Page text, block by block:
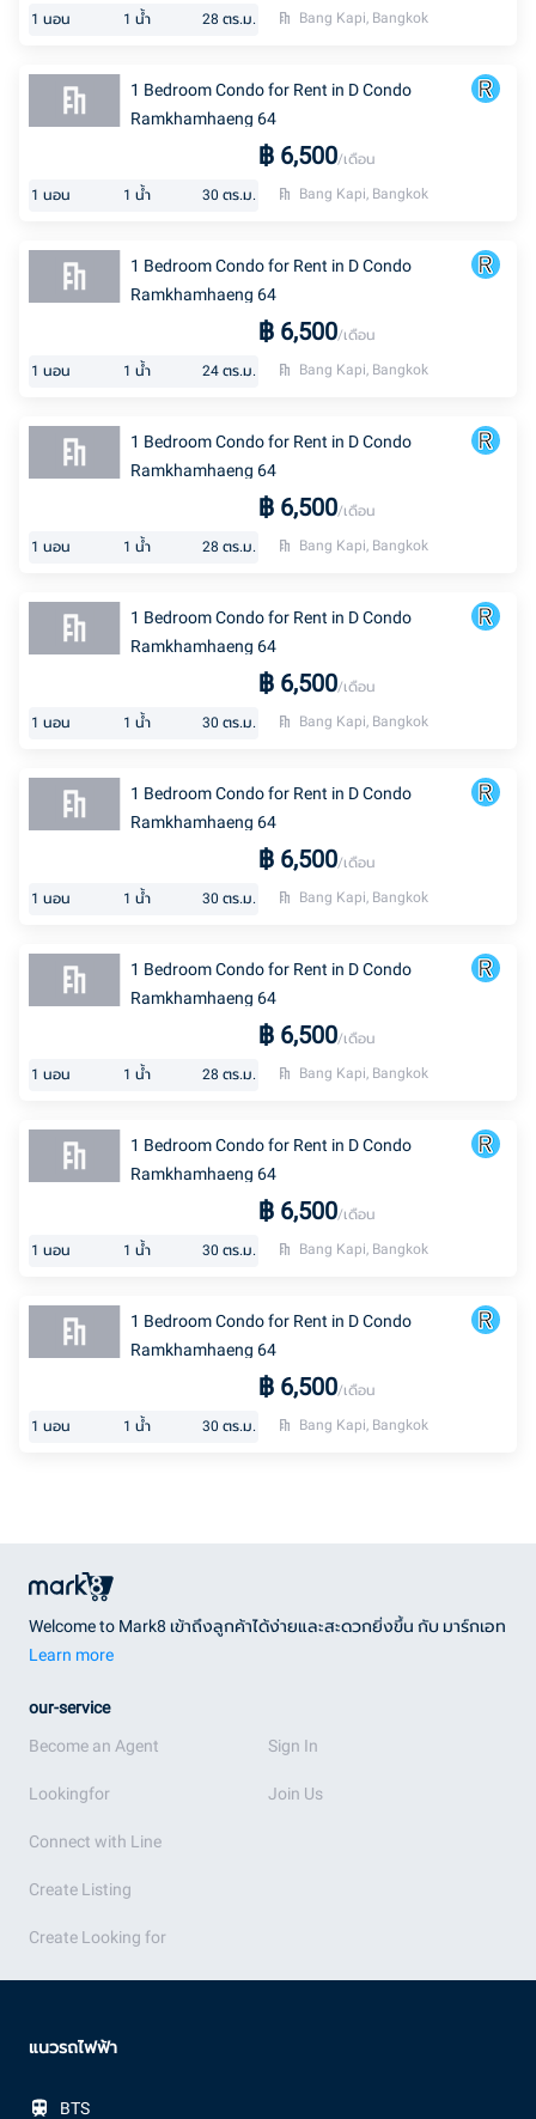
1 นอน 1 น้ำ 28 ตร.ม. Bang Kapi, Bangkok
1 Bedroom Condo for Rent in D Condo
Ramkhamhaeng 64
฿ 6,500/เดือน
1 นอน 1 น้ำ 30 ตร.ม. Bang Kapi, Bangkok
1 Bedroom Condo for Rent in D Condo
Ramkhamhaeng 64
฿ 6,500/เดือน
1 นอน 1 น้ำ 24 ตร.ม. Bang Kapi, Bangkok
1 Bedroom Condo for Rent in D Condo
Ramkhamhaeng 64
฿ 6,500/เดือน
1 นอน 1 น้ำ 28 ตร.ม. Bang Kapi, Bangkok
1 Bedroom Condo for Rent in D Condo
Ramkhamhaeng 64
฿ 6,500/เดือน
1 นอน 1 น้ำ 30 ตร.ม. Bang Kapi, Bangkok
1 Bedroom Condo for Rent in D Condo
Ramkhamhaeng 64
฿ 6,500/เดือน
1 นอน 1 น้ำ 30 ตร.ม. Bang Kapi, Bangkok
1 Bedroom Condo for Rent in D Condo
Ramkhamhaeng 64
฿ 6,500/เดือน
1 นอน 1 น้ำ 28 ตร.ม. Bang Kapi, Bangkok
1 Bedroom Condo for Rent in D Condo
Ramkhamhaeng 64
฿ 6,500/เดือน
1 นอน 1 น้ำ 30 ตร.ม. Bang Kapi, Bangkok
1 Bedroom Condo for Rent in D Condo
Ramkhamhaeng 64
฿ 6,500/เดือน
1 นอน 1 น้ำ 30 ตร.ม. Bang Kapi, Bangkok
Welcome to Mark8 เข้าถึงลูกค้าได้ง่ายและสะดวกยิ่งขึ้น กับ มาร์กเอท
Learn more
our-service
Become an Agent
Lookingfor
Connect with Line
Create Listing
Create Looking for
Sign In
Join Us
แนวรถไฟฟ้า
BTS